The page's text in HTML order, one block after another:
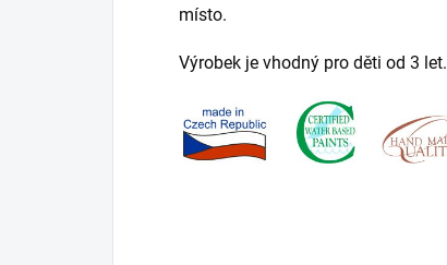
místo.
Výrobek je vhodný pro děti od 3 let.